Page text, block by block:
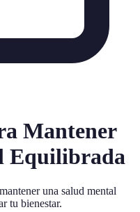
Mantener
Equilibrada
una salud mental
tu bienestar.